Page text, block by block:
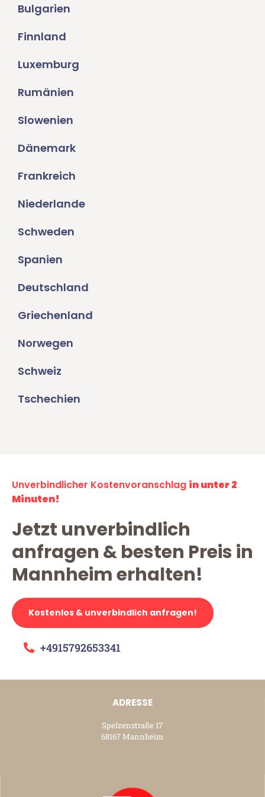
Bulgarien
Finnland
Luxemburg
Rumänien
Slowenien
Dänemark
Frankreich
Niederlande
Schweden
Spanien
Deutschland
Griechenland
Norwegen
Schweiz
Tschechien
Unverbindlicher Kostenvoranschlag in unter 2
Minuten!
Jetzt unverbindlich
anfragen & besten Preis in
Mannheim erhalten!
Kostenlos & unverbindlich anfragen!
+4915792653341
ADRESSE
Spelzenstraße 17
68167 Mannheim